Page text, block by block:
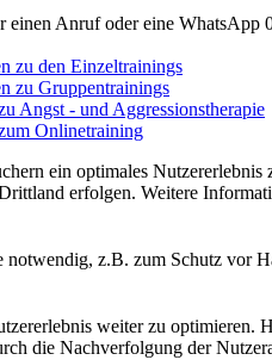
einen Anruf oder eine WhatsApp
zu den Einzeltrainings
zu Gruppentrainings
Angst - und Aggressionstherapie
Onlinetraining
ein optimales
erfolgen. Weitere
z.B. zum Schutz vor
weiter zu
die Nachverfolgung der